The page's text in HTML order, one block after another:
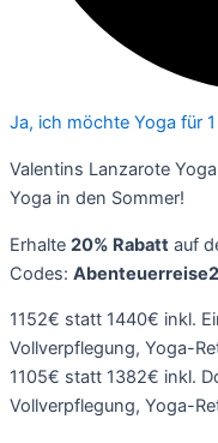
Ja, ich möchte Yoga für
Valentins Lanzarote
Yoga in den Sommer!
Erhalte 20% Rabatt auf
Codes:
1152€ statt 1440€ inkl.
Vollverpflegung, Yoga-
1105€ statt 1382€ inkl.
Vollverpflegung, Yoga-